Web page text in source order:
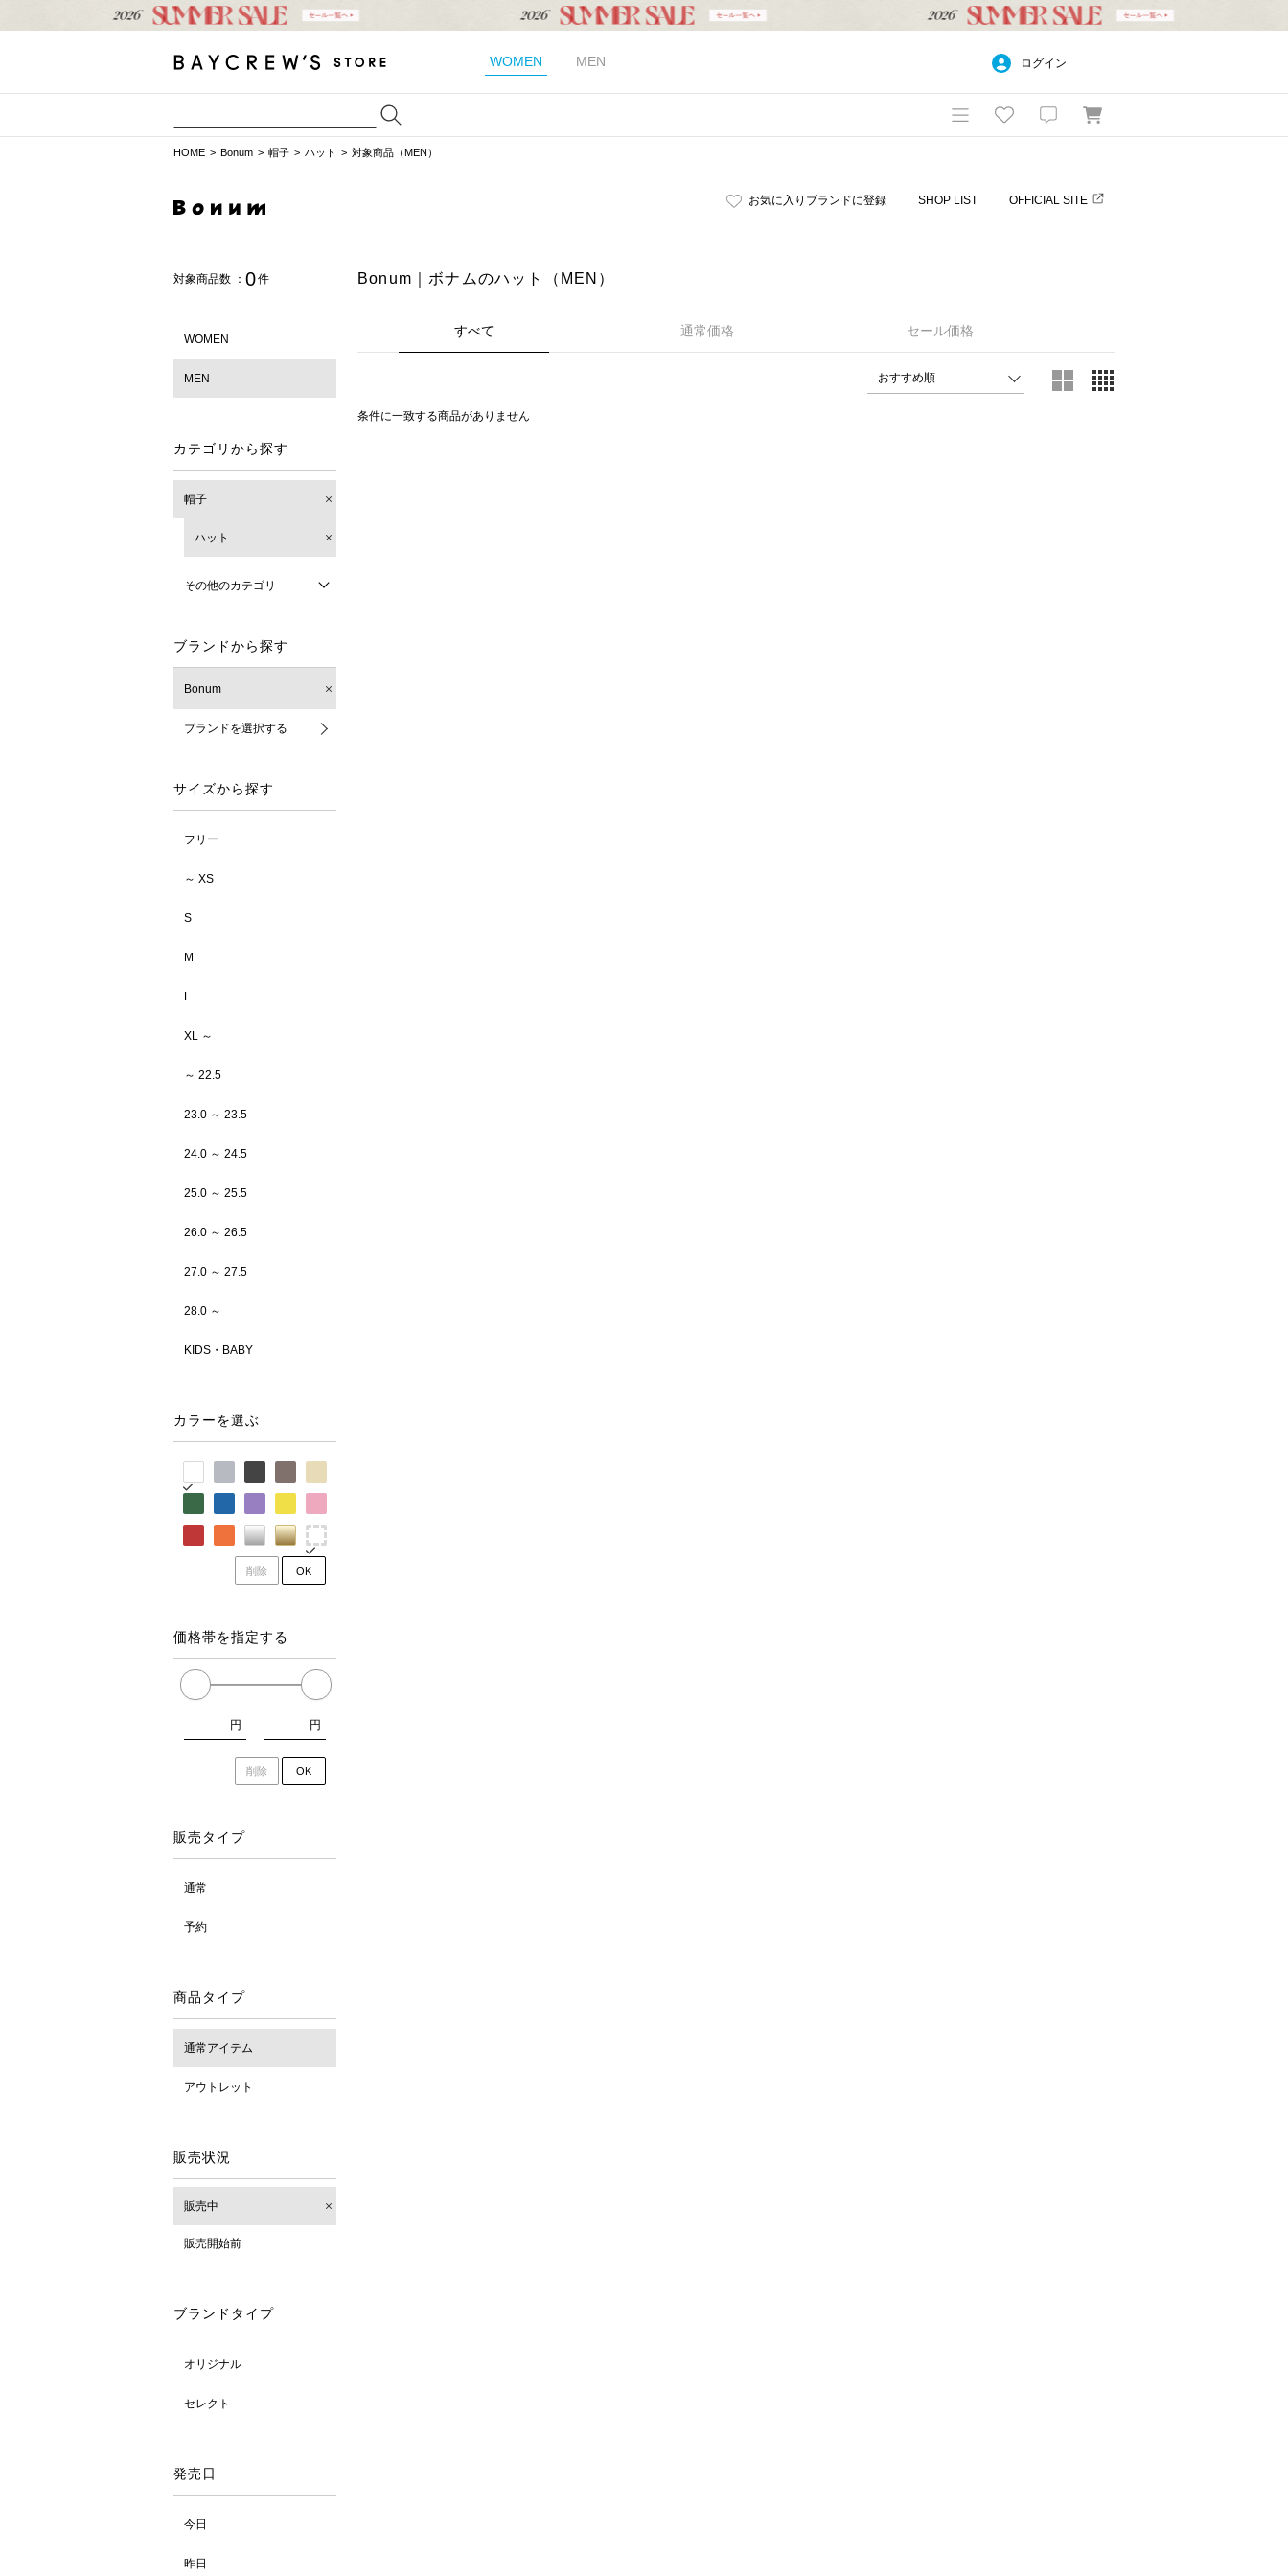
WOMEN MEN ログイン
HOME Bonum 帽子 ハット 対象商品（MEN）
お気に入りブランドに登録 SHOP LIST OFFICIAL SITE
対象商品数 ： 0件
WOMEN
MEN
カテゴリから探す
帽子
ハット
その他のカテゴリ
ブランドから探す
Bonum
ブランドを選択する
サイズから探す
フリー
～ XS
S
M
L
XL ～
～ 22.5
23.0 ～ 23.5
24.0 ～ 24.5
25.0 ～ 25.5
26.0 ～ 26.5
27.0 ～ 27.5
28.0 ～
KIDS・BABY
カラーを選ぶ
削除 OK
価格帯を指定する
円 円
削除 OK
販売タイプ
通常
予約
商品タイプ
通常アイテム
アウトレット
販売状況
販売中
販売開始前
ブランドタイプ
オリジナル
セレクト
発売日
今日
昨日
Bonum｜ボナムのハット（MEN）
すべて 通常価格 セール価格
条件に一致する商品がありません